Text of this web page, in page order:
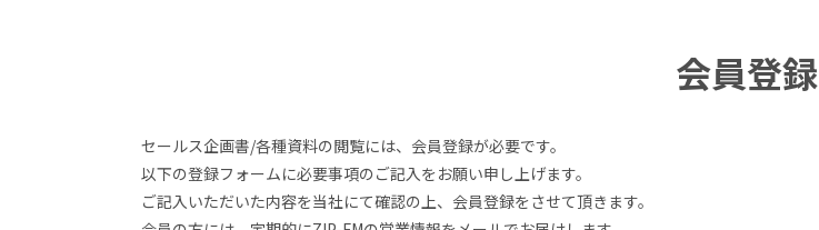
会員登録
セールス企画書/各種資料の閲覧には、会員登録が必要です。
以下の登録フォームに必要事項のご記入をお願い申し上げます。
ご記入いただいた内容を当社にて確認の上、会員登録をさせて頂きます。